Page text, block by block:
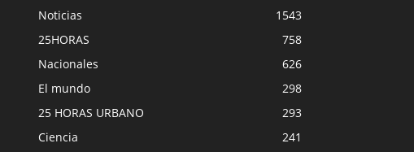
Noticias
1543
25HORAS
758
Nacionales
626
El mundo
298
25 HORAS URBANO
293
Ciencia
241